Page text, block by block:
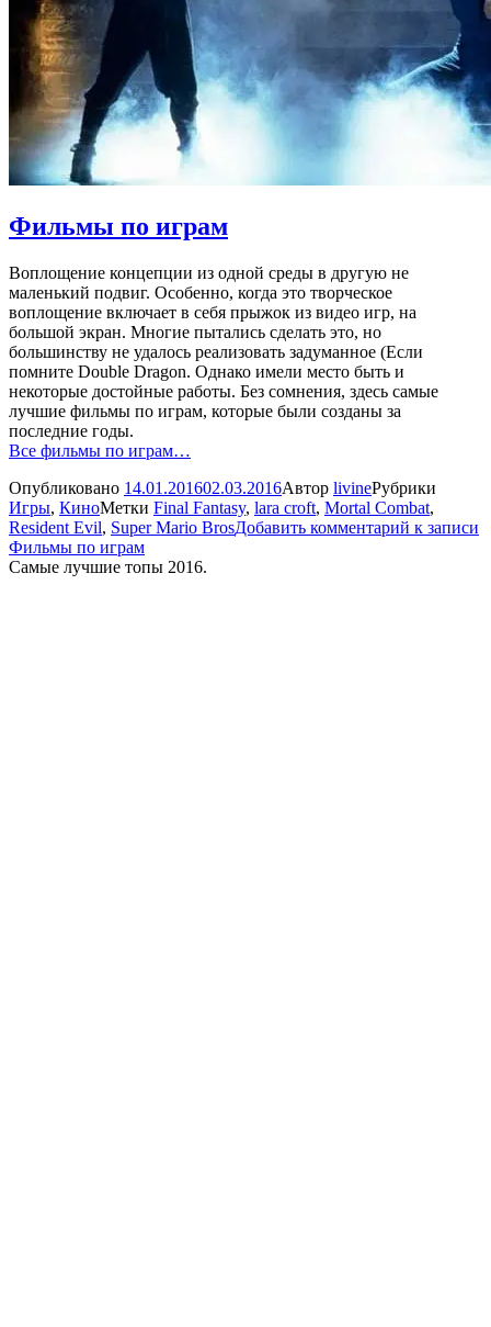
Фильмы по играм
Воплощение концепции из одной среды в другую не
маленький подвиг. Особенно, когда это творческое
воплощение включает в себя прыжок из видео игр, на
большой экран. Многие пытались сделать это, но
большинству не удалось реализовать задуманное (Если
помните Double Dragon. Однако имели место быть и
некоторые достойные работы. Без сомнения, здесь самые
лучшие фильмы по играм, которые были созданы за
последние годы.
Все фильмы по играм…
Опубликовано 14.01.201602.03.2016Автор livineРубрики
Игры, КиноМетки Final Fantasy, lara croft, Mortal Combat,
Resident Evil, Super Mario BrosДобавить комментарий к записи
Фильмы по играм
Самые лучшие топы 2016.